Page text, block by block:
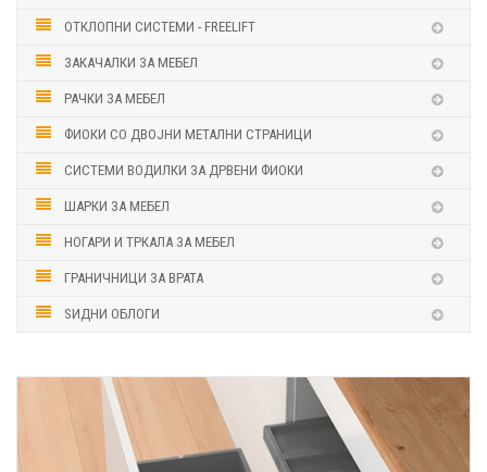
ОТКЛОПНИ СИСТЕМИ - FREELIFT
ЗАКАЧАЛКИ ЗА МЕБЕЛ
РАЧКИ ЗА МЕБЕЛ
ФИОКИ СО ДВОЈНИ МЕТАЛНИ СТРАНИЦИ
СИСТЕМИ ВОДИЛКИ ЗА ДРВЕНИ ФИОКИ
ШАРКИ ЗА МЕБЕЛ
НОГАРИ И ТРКАЛА ЗА МЕБЕЛ
ГРАНИЧНИЦИ ЗА ВРАТА
ЅИДНИ ОБЛОГИ